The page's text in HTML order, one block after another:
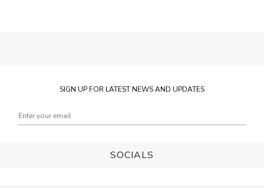
SIGN UP FOR LATEST NEWS AND UPDATES
SOCIALS